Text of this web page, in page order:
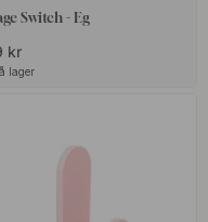
Switch - Eg
kr
lager